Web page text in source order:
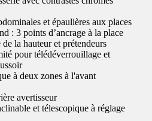
et épaulières aux places
: 3 points d’ancrage à la place
la hauteur et prétendeurs
pour télédéverrouillage et
à deux zones à l'avant
avertisseur
et télescopique à réglage